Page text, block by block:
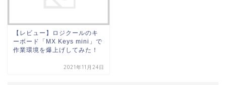
【レビュー】ロジクールのキ
ーボード「MX Keys mini」で
作業環境を爆上げしてみた！
2021年11月24日